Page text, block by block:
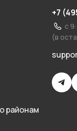
районам
+7
с
(в